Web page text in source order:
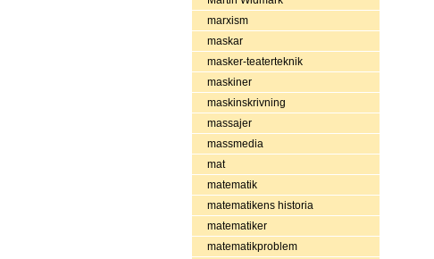
marxism
maskar
masker-teaterteknik
maskiner
maskinskrivning
massajer
massmedia
mat
matematik
matematikens historia
matematiker
matematikproblem